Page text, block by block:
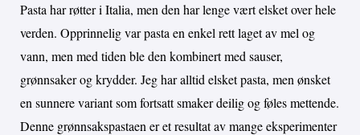
Pasta har røtter i Italia, men den har lenge vært elsket over hele
verden. Opprinnelig var pasta en enkel rett laget av mel og
vann, men med tiden ble den kombinert med sauser,
grønnsaker og krydder. Jeg har alltid elsket pasta, men ønsket
en sunnere variant som fortsatt smaker deilig og føles mettende.
Denne grønnsakspastaen er et resultat av mange eksperimenter